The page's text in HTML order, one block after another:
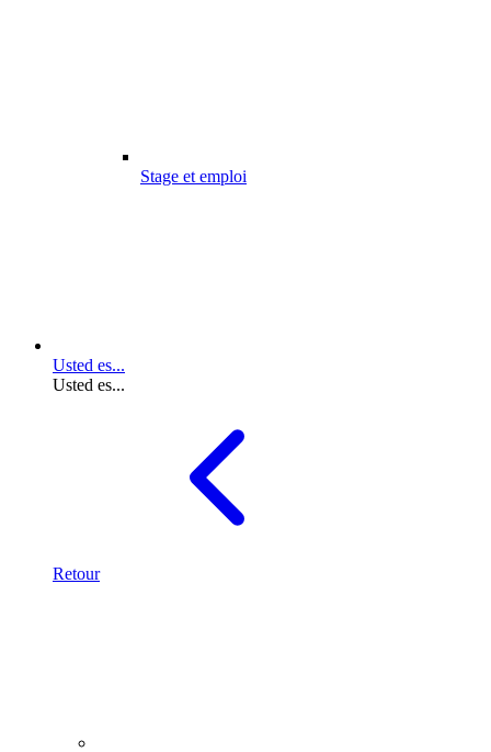
Stage et emploi
Usted es...
Usted es...
Retour